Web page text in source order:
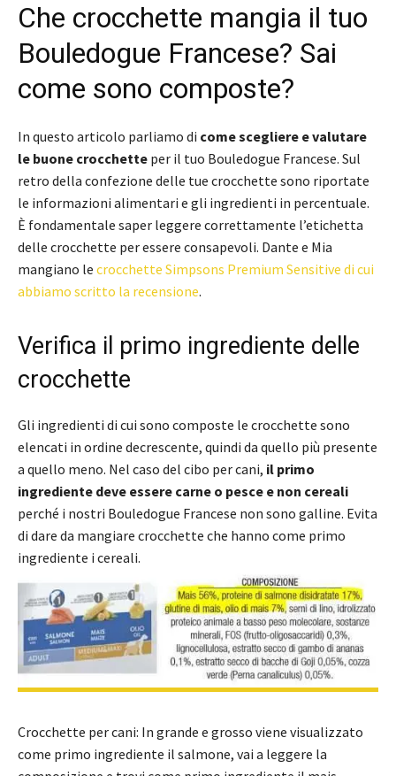
Che crocchette mangia il tuo
Bouledogue Francese? Sai
come sono composte?
In questo articolo parliamo di come scegliere e valutare
le buone crocchette per il tuo Bouledogue Francese. Sul
retro della confezione delle tue crocchette sono riportate
le informazioni alimentari e gli ingredienti in percentuale.
È fondamentale saper leggere correttamente l’etichetta
delle crocchette per essere consapevoli. Dante e Mia
mangiano le crocchette Simpsons Premium Sensitive di cui
abbiamo scritto la recensione.
Verifica il primo ingrediente delle
crocchette
Gli ingredienti di cui sono composte le crocchette sono
elencati in ordine decrescente, quindi da quello più presente
a quello meno. Nel caso del cibo per cani, il primo
ingrediente deve essere carne o pesce e non cereali
perché i nostri Bouledogue Francese non sono galline. Evita
di dare da mangiare crocchette che hanno come primo
ingrediente i cereali.
Crocchette per cani: In grande e grosso viene visualizzato
come primo ingrediente il salmone, vai a leggere la